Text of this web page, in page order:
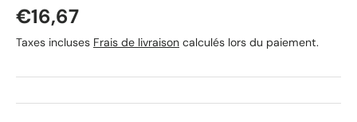
Prix habituel
€16,67
Taxes incluses Frais de livraison calculés lors du paiement.